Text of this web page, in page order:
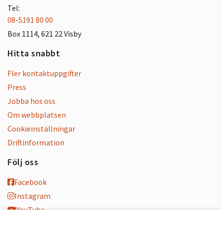
Tel:
08-5191 80 00
Box 1114, 621 22 Visby
Hitta snabbt
Fler kontaktuppgifter
Press
Jobba hos oss
Om webbplatsen
Cookieinställningar
Driftinformation
Följ oss
Facebook
Instagram
YouTube